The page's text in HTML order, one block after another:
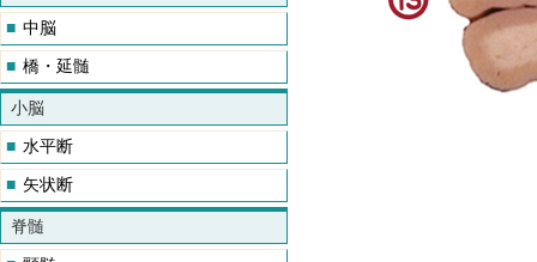
■ 中脳
■ 橋・延髄
小脳
■ 水平断
■ 矢状断
脊髄